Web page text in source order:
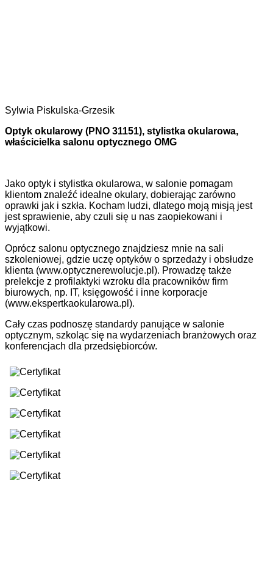
Sylwia Piskulska-Grzesik
Optyk okularowy (PNO 31151), stylistka okularowa,
właścicielka salonu optycznego OMG
Jako optyk i stylistka okularowa, w salonie pomagam
klientom znaleźć idealne okulary, dobierając zarówno
oprawki jak i szkła. Kocham ludzi, dlatego moją misją jest
jest sprawienie, aby czuli się u nas zaopiekowani i
wyjątkowi.
Oprócz salonu optycznego znajdziesz mnie na sali
szkoleniowej, gdzie uczę optyków o sprzedaży i obsłudze
klienta (www.optycznerewolucje.pl). Prowadzę także
prelekcje z profilaktyki wzroku dla pracowników firm
biurowych, np. IT, księgowość i inne korporacje
(www.ekspertkaokularowa.pl).
Cały czas podnoszę standardy panujące w salonie
optycznym, szkoląc się na wydarzeniach branżowych oraz
konferencjach dla przedsiębiorców.